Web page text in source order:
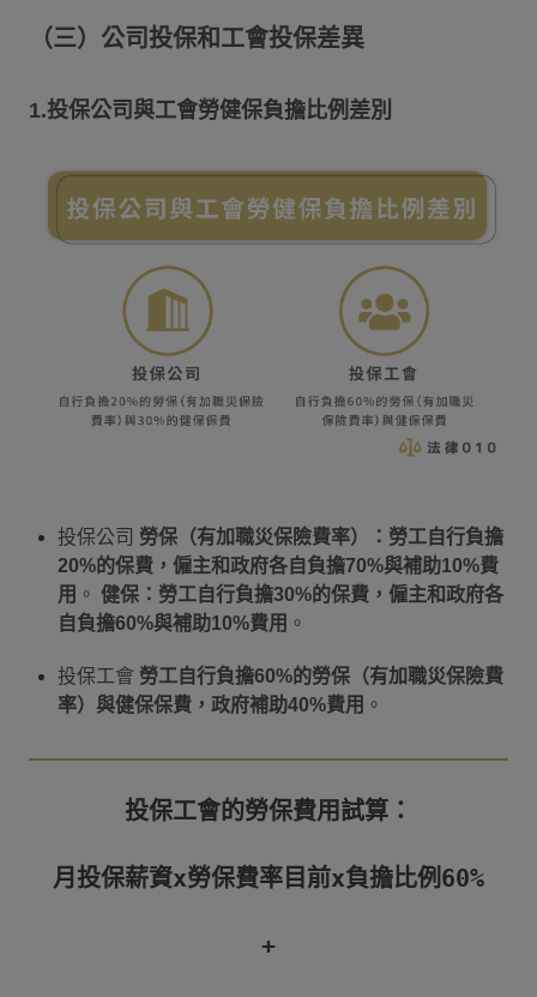
（三）公司投保和工會投保差異
1.投保公司與工會勞健保負擔比例差別
投保公司 勞保（有加職災保險費率）：勞工自行負擔
20%的保費，僱主和政府各自負擔70%與補助10%費
用 。 健保：勞工自行負擔30%的保費，僱主和政府各
自負擔60%與補助10%費用 。
投保工會 勞工自行負擔60%的勞保（有加職災保險費
率）與健保保費，政府補助40%費用 。
投保工會的勞保費用試算：
月投保薪資x勞保費率目前x負擔比例60%
+